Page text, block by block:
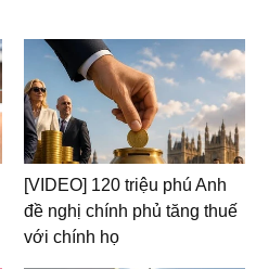
[VIDEO] 120 triệu phú Anh
đề nghị chính phủ tăng thuế
với chính họ